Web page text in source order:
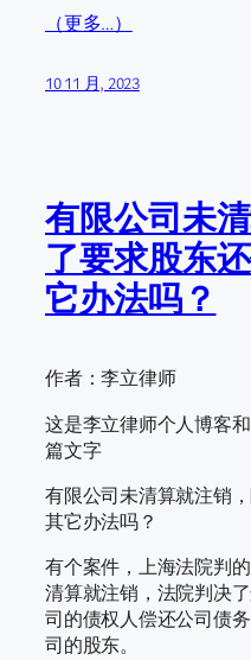
（更多…）
10 11 月, 2023
有限公司未
了要求股东
它办法吗？
作者：李立律师
这是李立律师个人博客
篇文字
有限公司未清算就注销
其它办法吗？
有个案件，上海法院判
清算就注销，法院判决
司的债权人偿还公司债
司的股东。